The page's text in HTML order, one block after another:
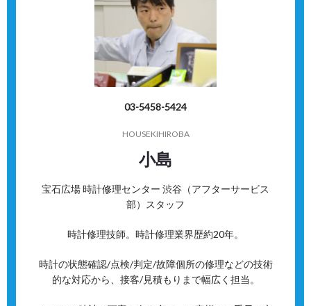
03-5458-5424
HOUSEKIHIROBA
小島
宝石広場 時計修理センター 渋谷（アフターサービス
部）スタッフ
時計修理技師。時計修理業界歴約20年。
時計の状態確認/点検/判定/故障個所の修理などの技術
的な対応から、接客/見積もりまで幅広く担当。